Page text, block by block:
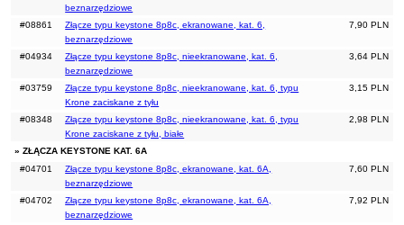
beznarzędziowe
7,90 PLN
#08861
Złącze typu keystone 8p8c, ekranowane, kat. 6,
beznarzędziowe
3,64 PLN
#04934
Złącze typu keystone 8p8c, nieekranowane, kat. 6,
beznarzędziowe
3,15 PLN
#03759
Złącze typu keystone 8p8c, nieekranowane, kat. 6, typu
Krone zaciskane z tyłu
2,98 PLN
#08348
Złącze typu keystone 8p8c, nieekranowane, kat. 6, typu
Krone zaciskane z tyłu, białe
» ZŁĄCZA KEYSTONE KAT. 6A
7,60 PLN
#04701
Złącze typu keystone 8p8c, ekranowane, kat. 6A,
beznarzędziowe
7,92 PLN
#04702
Złącze typu keystone 8p8c, ekranowane, kat. 6A,
beznarzędziowe